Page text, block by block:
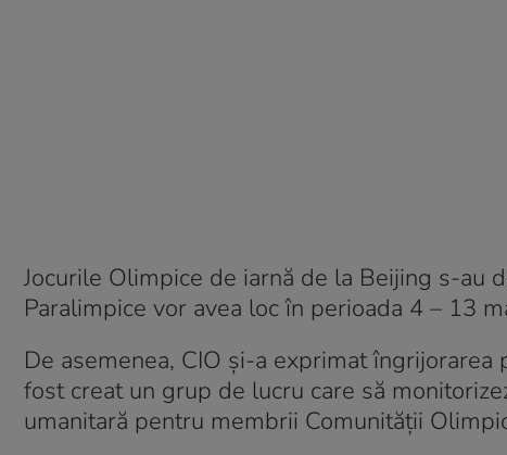
Jocurile Olimpice de iarnă de la Beijing s-au
Paralimpice vor avea loc în perioada 4 – 13
De asemenea, CIO și-a exprimat
fost creat un grup de lucru care să
umanitară pentru membrii Comunităţii